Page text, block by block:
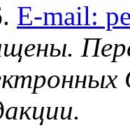
E-mail: